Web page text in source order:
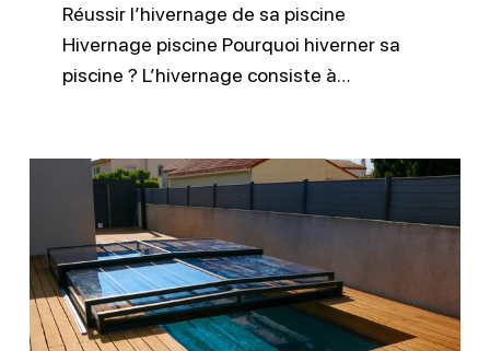
Réussir l’hivernage de sa piscine
Hivernage piscine Pourquoi hiverner sa
piscine ? L’hivernage consiste à…
Entretien
équipements
de
sécurité